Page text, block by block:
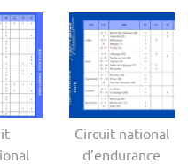
Circuit national
d’endurance